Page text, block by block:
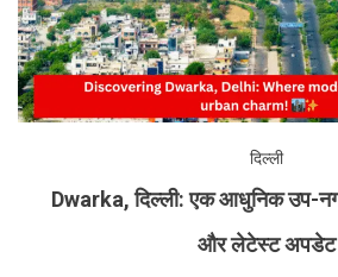
दिल्ली
Dwarka, दिल्ली: एक आधुनिक उप-
और लेटेस्ट अपडेट